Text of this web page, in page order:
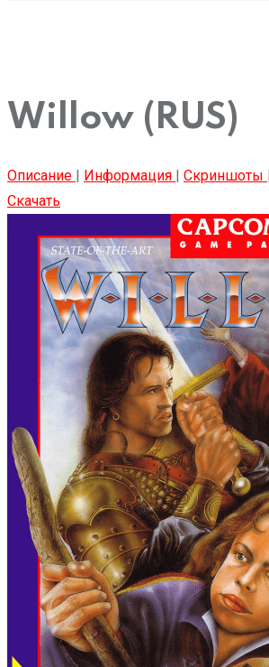
Willow (RUS)
Описание | Информация | Скриншоты |
Скачать